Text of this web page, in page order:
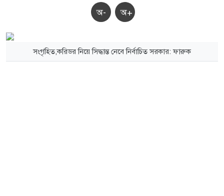
অ- অ+
সংগৃহিত,করিডর নিয়ে সিদ্ধান্ত নেবে নির্বাচিত সরকার: ফারুক